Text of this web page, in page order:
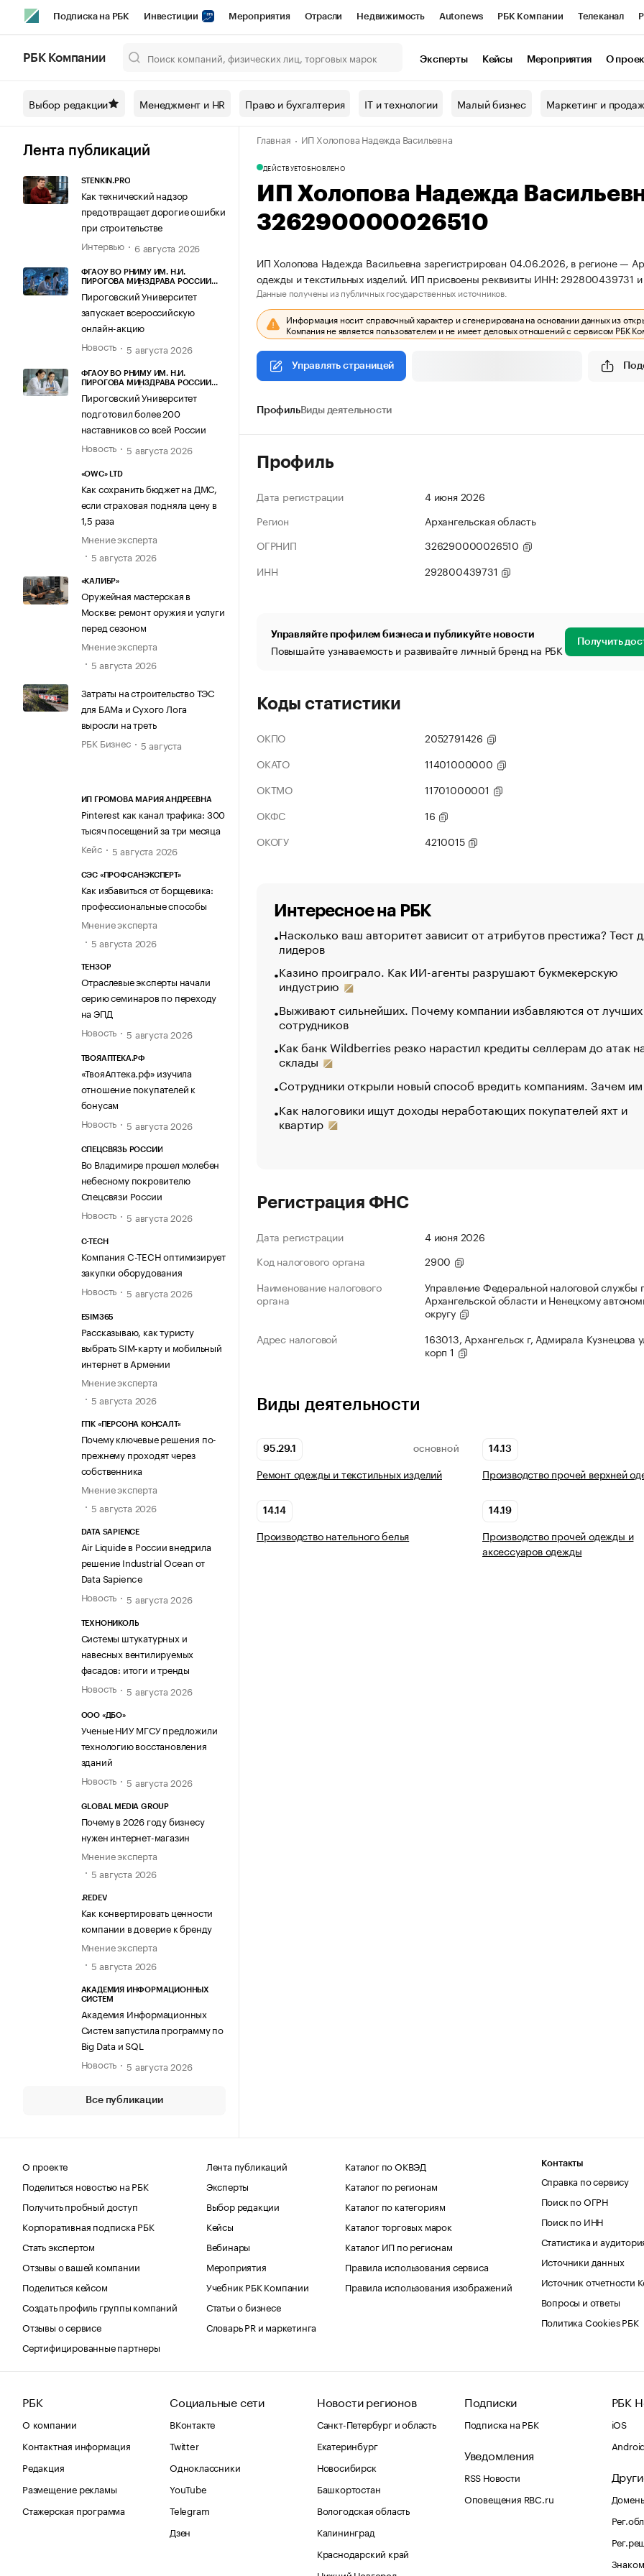
Подписка на РБК Инвестиции Мероприятия Отрасли Недвижимость Autonews РБК Компании Телеканал
Спецпроекты СПб Конференции СПб Спецпроекты Проверка контрагентов
Технологии и медиа Рынок наличной валюты
РБК Компании Эксперты Кейсы Мероприятия О
Выбор редакции Менеджмент и HR Право и бухгалтерия IT и технологии Малый бизнес Маркетинг и
Лента публикаций
STENKIN.PRO
Как технический надзор
предотвращает дорогие ошибки
при строительстве
Интервью
6 августа 2026
ФГАОУ ВО РНИМУ ИМ. Н.И.
ПИРОГОВА МИНЗДРАВА РОССИИ
Пироговский Университет
запускает всероссийскую
онлайн-акцию
Новость
5 августа 2026
ФГАОУ ВО РНИМУ ИМ. Н.И.
ПИРОГОВА МИНЗДРАВА РОССИИ
Пироговский Университет
подготовил более 200
наставников со всей России
Новость
5 августа 2026
«OWC» LTD
Как сохранить бюджет на ДМС,
если страховая подняла цену в
1,5 раза
Мнение эксперта
5 августа 2026
«КАЛИБР»
Оружейная мастерская в
Москве: ремонт оружия и услуги
перед сезоном
Мнение эксперта
5 августа 2026
Затраты на строительство ТЭС
для БАМа и Сухого Лога
выросли на треть
РБК Бизнес
5 августа
ИП ГРОМОВА МАРИЯ АНДРЕЕВНА
Pinterest как канал трафика: 300
тысяч посещений за три месяца
Кейс
5 августа 2026
СЭС «ПРОФСАНЭКСПЕРТ»
Как избавиться от борщевика:
профессиональные способы
Мнение эксперта
5 августа 2026
ТЕНЗОР
Отраслевые эксперты начали
серию семинаров по переходу
на ЭПД
Новость
5 августа 2026
ТВОЯАПТЕКА.РФ
«ТвояАптека.рф» изучила
отношение покупателей к
бонусам
Новость
5 августа 2026
СПЕЦСВЯЗЬ РОССИИ
Во Владимире прошел молебен
небесному покровителю
Спецсвязи России
Новость
5 августа 2026
C-TECH
Компания C-TECH оптимизирует
закупки оборудования
Новость
5 августа 2026
ESIM365
Рассказываю, как туристу
выбрать SIM-карту и мобильный
интернет в Армении
Мнение эксперта
5 августа 2026
ГПК «ПЕРСОНА КОНСАЛТ»
Почему ключевые решения по-
прежнему проходят через
собственника
Мнение эксперта
5 августа 2026
DATA SAPIENCE
Air Liquide в России внедрила
решение Industrial Ocean от
Data Sapience
Новость
5 августа 2026
ТЕХНОНИКОЛЬ
Системы штукатурных и
навесных вентилируемых
фасадов: итоги и тренды
Новость
5 августа 2026
ООО «ДБО»
Ученые НИУ МГСУ предложили
технологию восстановления
зданий
Новость
5 августа 2026
GLOBAL MEDIA GROUP
Почему в 2026 году бизнесу
нужен интернет-магазин
Мнение эксперта
5 августа 2026
.REDEV
Как конвертировать ценности
компании в доверие к бренду
Мнение эксперта
5 августа 2026
АКАДЕМИЯ ИНФОРМАЦИОННЫХ
СИСТЕМ
Академия Информационных
Систем запустила программу по
Big Data и SQL
Новость
5 августа 2026
Все публикации
Главная ИП Холопова Надежда Васильевна
ДЕЙСТВУЕТОБНОВЛЕНО
ИП Холопова Надежда
326290000026510
ИП Холопова Надежда Васильевна зарегистрирован 04.06.2026, в регионе —
одежды и текстильных изделий. ИП присвоены реквизиты ИНН:
Данные получены из публичных государственных источников.
Информация носит справочный характер и сгенерирована на основании данных из
Компания не является пользователем и не имеет деловых отношений с сервисом РБК
Управлять страницей
ПрофильВиды деятельности
Профиль
Дата регистрации
4 июня 2026
Регион
Архангельская область
ОГРНИП
326290000026510
ИНН
292800439731
Управляйте профилем бизнеса и публикуйте новости
Повышайте узнаваемость и развивайте личный бренд на РБК Получить
Коды статистики
ОКПО
2052791426
ОКАТО
11401000000
ОКТМО
11701000001
ОКФС
16
ОКОГУ
4210015
Интересное на РБК
Насколько ваш авторитет зависит от атрибутов престижа? Тест
лидеров
Казино проиграло. Как ИИ-агенты разрушают букмекерскую
индустрию
Выживают сильнейших. Почему компании избавляются от лучших
сотрудников
Как банк Wildberries резко нарастил кредиты селлерам до атак
склады
Сотрудники открыли новый способ вредить компаниям. Зачем
Как налоговики ищут доходы неработающих покупателей яхт и
квартир
Регистрация ФНС
Дата регистрации
4 июня 2026
Код налогового органа
2900
Наименование налогового
органа
Управление Федеральной налоговой службы
Архангельской области и Ненецкому
округу
Адрес налоговой
163013, Архангельск г, Адмирала Кузнецова
корп 1
Виды деятельности
95.29.1 ОСНОВНОЙ
Ремонт одежды и текстильных изделий
14.13
Производство прочей верхней
14.14
Производство нательного белья
14.19
Производство прочей одежды и
аксессуаров одежды
О проекте
Поделиться новостью на РБК
Получить пробный доступ
Корпоративная подписка РБК
Стать экспертом
Отзывы о вашей компании
Поделиться кейсом
Создать профиль группы компаний
Отзывы о сервисе
Сертифицированные партнеры
Лента публикаций
Эксперты
Выбор редакции
Кейсы
Вебинары
Мероприятия
Учебник РБК Компании
Статьи о бизнесе
Словарь PR и маркетинга
Каталог по ОКВЭД
Каталог по регионам
Каталог по категориям
Каталог торговых марок
Каталог ИП по регионам
Правила использования сервиса
Правила использования изображений
Контакты
Справка по сервису
Поиск по ОГРН
Поиск по ИНН
Статистика и
Источники данных
Источник отчетности
Вопросы и ответы
Политика Cookies РБК
РБК
О компании
Контактная информация
Редакция
Размещение рекламы
Стажерская программа
Социальные сети
ВКонтакте
Twitter
Одноклассники
YouTube
Telegram
Дзен
Новости регионов
Санкт-Петербург и область
Екатеринбург
Новосибирск
Башкортостан
Вологодская область
Калининград
Краснодарский край
Подписки
Подписка на РБК
Уведомления
RSS Новости
Оповещения RBC.ru
РБК
iOS